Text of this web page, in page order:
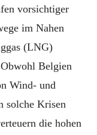
vorsichtiger
im Nahen
(LNG)
Belgien
Wind- und
solche Krisen
die hohen